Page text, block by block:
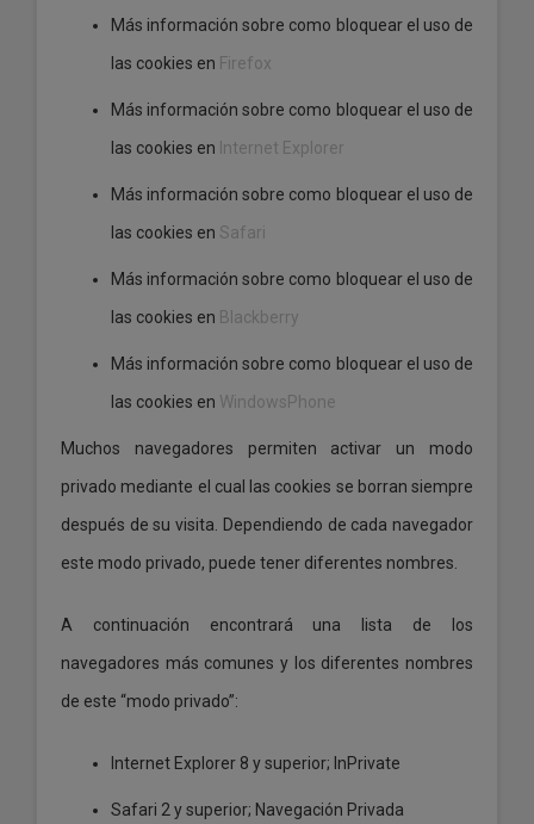
Más información sobre como bloquear el uso de
las cookies en Firefox
Más información sobre como bloquear el uso de
las cookies en Internet Explorer
Más información sobre como bloquear el uso de
las cookies en Safari
Más información sobre como bloquear el uso de
las cookies en Blackberry
Más información sobre como bloquear el uso de
las cookies en WindowsPhone
Muchos navegadores permiten activar un modo
privado mediante el cual las cookies se borran siempre
después de su visita. Dependiendo de cada navegador
este modo privado, puede tener diferentes nombres.
A continuación encontrará una lista de los
navegadores más comunes y los diferentes nombres
de este “modo privado”:
Internet Explorer 8 y superior; InPrivate
Safari 2 y superior; Navegación Privada